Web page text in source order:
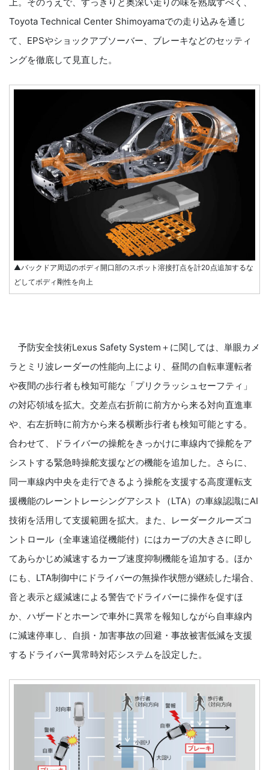
Toyota Technical Center Shimoyamaでの走り込みを通じ
て、EPSやショックアブソーバー、ブレーキなどのセッティ
ングを徹底して見直した。
▲バックドア周辺のボディ開口部のスポット溶接打点を計20点追加するな
どしてボディ剛性を向上
予防安全技術Lexus Safety System＋に関しては、単眼カメ
ラとミリ波レーダーの性能向上により、昼間の自転車運転者
や夜間の歩行者も検知可能な「プリクラッシュセーフティ」
の対応領域を拡大。交差点右折前に前方から来る対向直進車
や、右左折時に前方から来る横断歩行者も検知可能とする。
合わせて、ドライバーの操舵をきっかけに車線内で操舵をア
シストする緊急時操舵支援などの機能を追加した。さらに、
同一車線内中央を走行できるよう操舵を支援する高度運転支
援機能のレーントレーシングアシスト（LTA）の車線認識にAI
技術を活用して支援範囲を拡大。また、レーダークルーズコ
ントロール（全車速追従機能付）にはカーブの大きさに即し
てあらかじめ減速するカーブ速度抑制機能を追加する。ほか
にも、LTA制御中にドライバーの無操作状態が継続した場合、
音と表示と緩減速による警告でドライバーに操作を促すほ
か、ハザードとホーンで車外に異常を報知しながら自車線内
に減速停車し、自損・加害事故の回避・事故被害低減を支援
するドライバー異常時対応システムを設定した。